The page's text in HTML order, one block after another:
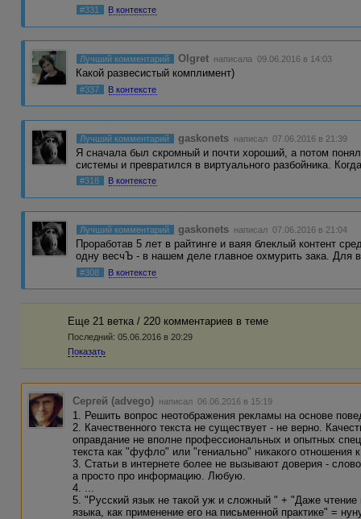
#331
В контексте
Лучший комментарий Olgret написала 09.06.2016 в 14:03
Какой развесистый комплимент)
#337 В контексте
Лучший комментарий gaskonets написал 07.06.2016 в 21:39
Я сначала был скромный и почти хороший, а потом
системы и превратился в виртуального разбойника.
#318 В контексте
Лучший комментарий gaskonets написал 07.06.2016 в 21:04
Проработав 5 лет в райтинге и ваяя блеклый контент
одну весчЪ - в нашем деле главное охмурить зака. Для
#308 В контексте
Еще 21 ветка / 220 комментариев в темe
Последний: 05.06.2016 в 20:29
Показать
Сергей (advego) написал 06.06.2016 в 15:19
1. Решить вопрос неотображения рекламы на основе
2. Качественного текста не существует - не верно.
оправдание не вполне профессиональных и опытных
текста как "фуфло" или "гениально" никакого отношения
3. Статьи в интернете более не вызывают доверия -
а просто про информацию. Любую.
4. ...
5. "Русский язык не такой уж и сложный " + "Даже чтение
языка, как применение его на письменной практике" =